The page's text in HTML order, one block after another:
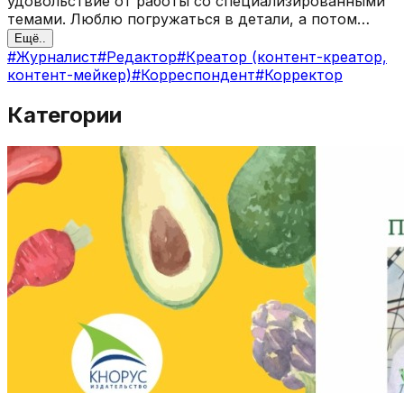
темами. Люблю погружаться в детали, а потом
рассказывать о сложном понятно и увлекательно.
Ещё..
#Журналист#Редактор#Креатор (контент-креатор,
контент-мейкер)#Корреспондент#Корректор
Категории